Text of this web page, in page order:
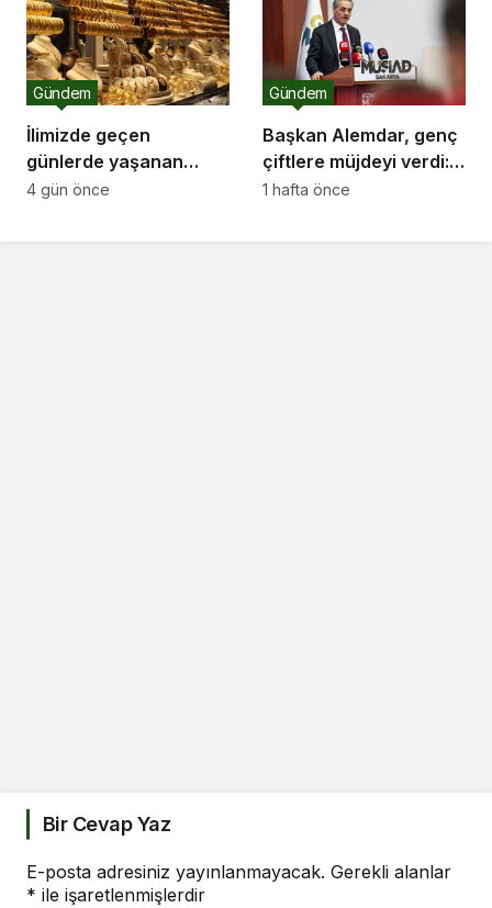
İlimizde geçen
günlerde yaşanan
ortalıktan kaybolan
Gündem
4 gün önce
Başkan Alemdar, genç
çiftlere müjdeyi verdi:
“Gençlerimize düğün
Gündem
1 hafta önce
Bir Cevap Yaz
E-posta adresiniz yayınlanmayacak. Gerekli alanlar
* ile işaretlenmişlerdir